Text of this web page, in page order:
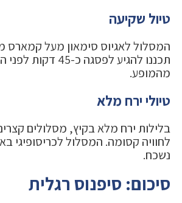
טיול שקיעה
המסלול לאגיוס סימאון מעל קמארס
תכננו להגיע לפסגה כ-
מהמופע.
טיולי ירח מלא
בלילות ירח מלא בקיץ, מסלולים
לחוויה קסומה. המסלול לכריסופיגי
נשכח.
סיכום: סיפנוס רגלית